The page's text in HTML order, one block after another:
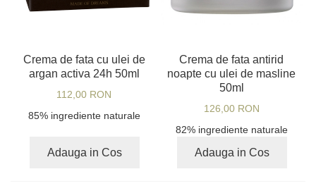
Crema de fata cu ulei de
argan activa 24h 50ml
112,00 RON
85% ingrediente naturale
Adauga in Cos
Crema de fata antirid
noapte cu ulei de masline
50ml
126,00 RON
82% ingrediente naturale
Adauga in Cos